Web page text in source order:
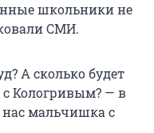
школьники не
СМИ.
А сколько будет
с Кологривым? — в
нас мальчишка с